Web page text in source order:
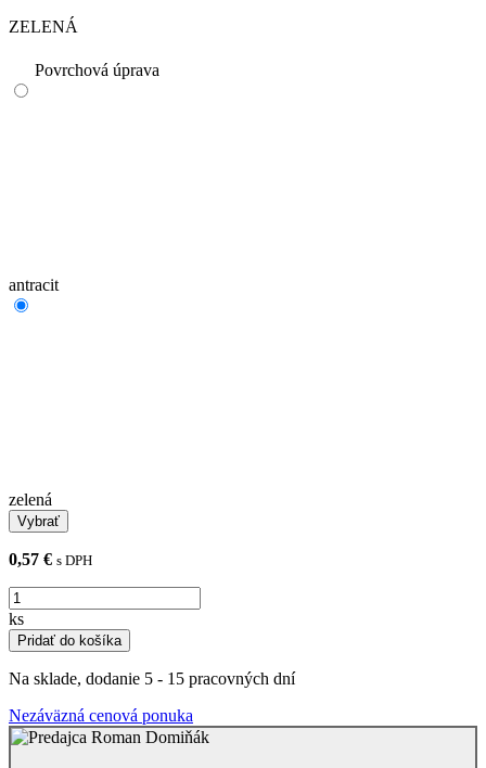
ZELENÁ
Povrchová úprava
antracit
zelená
0,57 € s DPH
ks
Pridať do košíka
Na sklade, dodanie 5 - 15 pracovných dní
Nezáväzná cenová ponuka